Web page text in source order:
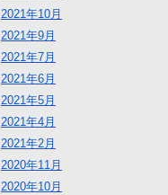
2021年10月
2021年9月
2021年7月
2021年6月
2021年5月
2021年4月
2021年2月
2020年11月
2020年10月